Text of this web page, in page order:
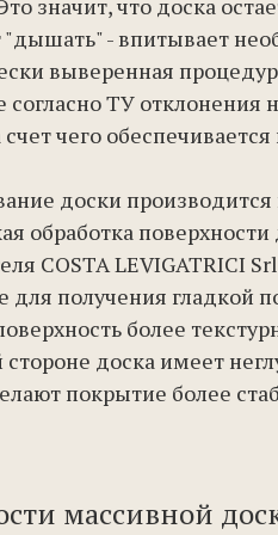
значит, что доска
- впитывает
выверенная
ТУ отклонения
чего
доски производится
обработка
COSTA LEVIGATRICI
получения гладкой
более
стороне доска имеет
покрытие более
массивной